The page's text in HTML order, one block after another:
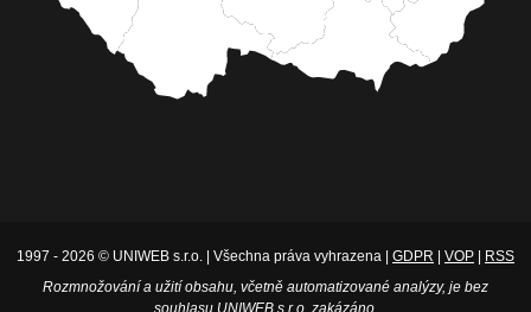
1997 - 2026 © UNIWEB s.r.o. | Všechna práva vyhrazena | GDPR VOP
RSS
Rozmnožování a užití obsahu, včetně automatizované analýzy, je bez
souhlasu UNIWEB s.r.o. zakázáno.